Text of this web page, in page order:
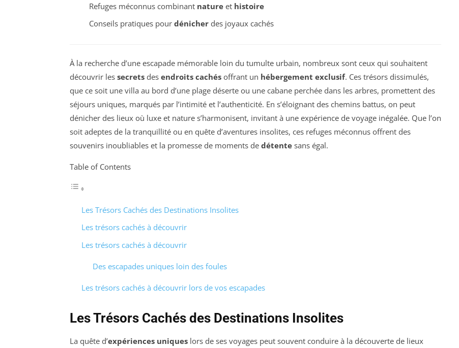
Refuges méconnus combinant natureet histoire
Conseils pratiques pour dénicherdes joyaux cachés
À la recherche d’une escapade mémorable loin du tumulte urbain, nombreux sont ceux qui souhaitent
découvrir les secrets des endroits cachés offrant un hébergement exclusif. Ces trésors dissimulés,
que ce soit une villa au bord d’une plage déserte ou une cabane perchée dans les arbres, promettent des
séjours uniques, marqués par l’intimité et l’authenticité. En s’éloignant des chemins battus, on peut
dénicher des lieux où luxe et nature s’harmonisent, invitant à une expérience de voyage inégalée. Que l’on
soit adeptes de la tranquillité ou en quête d’aventures insolites, ces refuges méconnus offrent des
souvenirs inoubliables et la promesse de moments de détente sans égal.
Table of Contents
Les Trésors Cachés des Destinations Insolites
Les trésors cachés à découvrir
Les trésors cachés à découvrir
Des escapades uniques loin des foules
Les trésors cachés à découvrir lors de vos escapades
Les Trésors Cachés des Destinations Insolites
La quête d’expériences uniques lors de ses voyages peut souvent conduire à la découverte de lieux